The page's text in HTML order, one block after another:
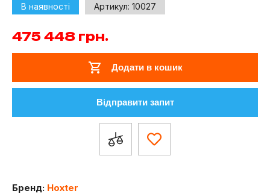
В наявності Артикул: 10027
475 448 грн.
Додати в кошик
Відправити запит
Бренд: Hoxter